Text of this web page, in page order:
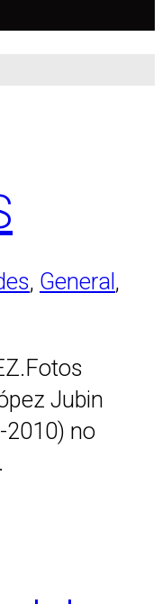
, General,
Jubin
2010) no